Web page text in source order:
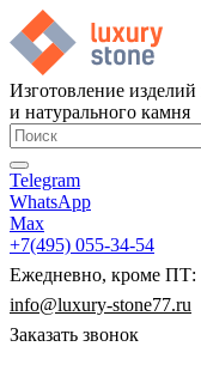
Изготовление изделий
и натурального камня
Telegram
WhatsApp
Max
+7(495) 055-34-54
Ежедневно, кроме ПТ:
info@luxury-stone77.ru
Заказать звонок